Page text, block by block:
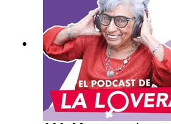
Violeta, feminista miembro
Autónomo de Mujeres,
los derechos de las mujeres
puedes leer más columnas